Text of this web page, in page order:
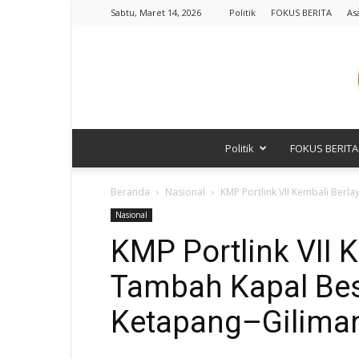
Sabtu, Maret 14, 2026 Politik FOKUS BERITA
Politik FOKUS BERITA
Beranda Nasional KMP Portlink VII Kembali
Nasional
KMP Portlink VII
Tambah Kapal